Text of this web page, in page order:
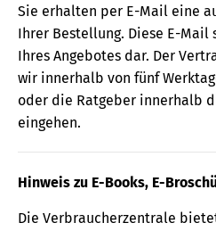
Sie erhalten per E-Mail eine
Ihrer Bestellung. Diese E-
Ihres Angebotes dar. Der
wir innerhalb von fünf
oder die Ratgeber innerhalb
eingehen.
Hinweis zu E-Books, E-
Die Verbraucherzentrale